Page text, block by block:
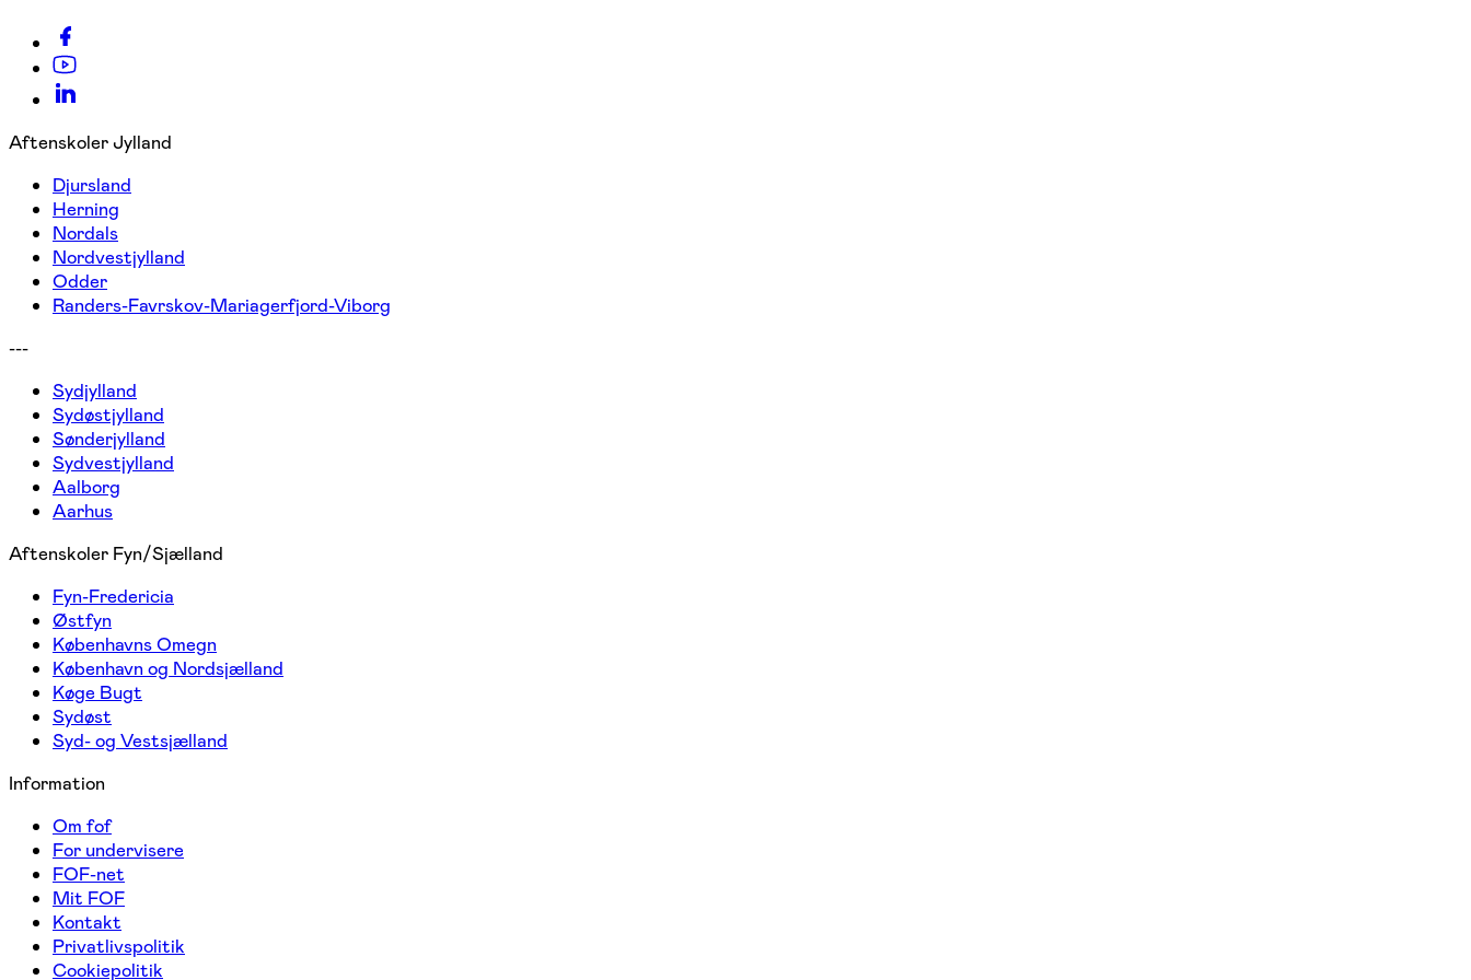
Aftenskoler Jylland
Djursland
Herning
Nordals
Nordvestjylland
Odder
Randers-Favrskov-Mariagerfjord-Viborg
---
Sydjylland
Sydøstjylland
Sønderjylland
Sydvestjylland
Aalborg
Aarhus
Aftenskoler Fyn/Sjælland
Fyn-Fredericia
Østfyn
Københavns Omegn
København og Nordsjælland
Køge Bugt
Sydøst
Syd- og Vestsjælland
Information
Om fof
For undervisere
FOF-net
Mit FOF
Kontakt
Privatlivspolitik
Cookiepolitik